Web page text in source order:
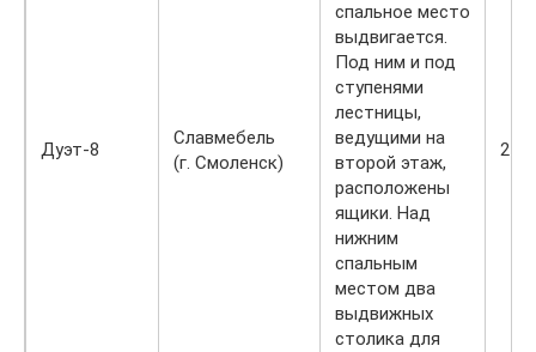
Дуэт-8
Славмебель
(г. Смоленск)
спальное место
выдвигается.
Под ним и под
ступенями
лестницы,
ведущими на
второй этаж,
расположены
ящики. Над
нижним
спальным
местом два
выдвижных
столика для